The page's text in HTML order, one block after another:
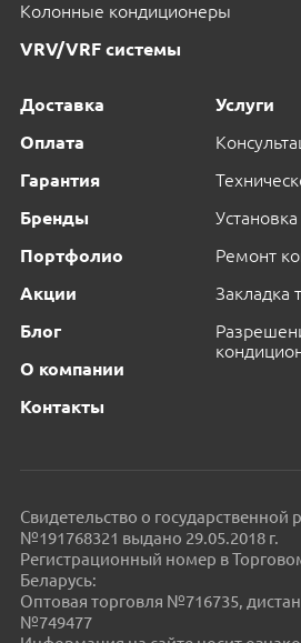
Колонные кондиционеры
VRV/VRF системы
Доставка
Оплата
Гарантия
Бренды
Портфолио
Акции
Блог
О компании
Контакты
Услуги
Ремонт
Закладка
Свидетельство о государственной
№191768321 выдано 29.05.2018 г.
Регистрационный номер в
Беларусь:
Оптовая торговля №716735,
№749477